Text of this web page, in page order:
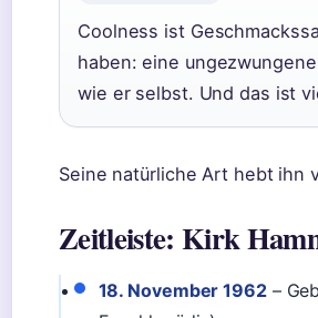
Coolness ist
haben: eine
wie er selbst. Und das ist
Seine natürliche Art hebt ihn
Zeitleiste: Kirk
18. November 1962–